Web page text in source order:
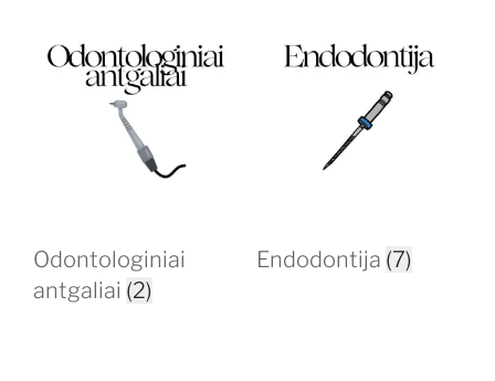
Odontologiniai
antgaliai (2)
Endodontija (7)